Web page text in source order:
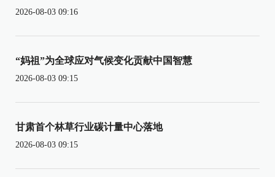
2026-08-03 09:16
“妈祖”为全球应对气候变化贡献中国智慧
2026-08-03 09:15
甘肃首个林草行业碳计量中心落地
2026-08-03 09:15